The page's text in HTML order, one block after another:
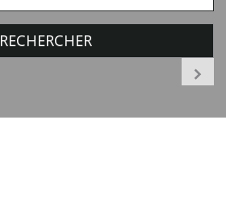
RECHERCHER